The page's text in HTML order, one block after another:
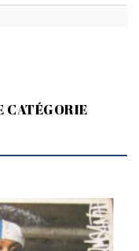
CATÉGORIE